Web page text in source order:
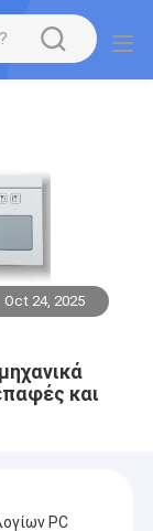
Oct 24, 2025
και
PC